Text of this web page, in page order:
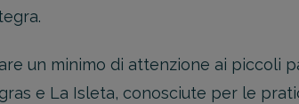
un minimo di attenzione ai piccoli
e La Isleta, conosciute per le